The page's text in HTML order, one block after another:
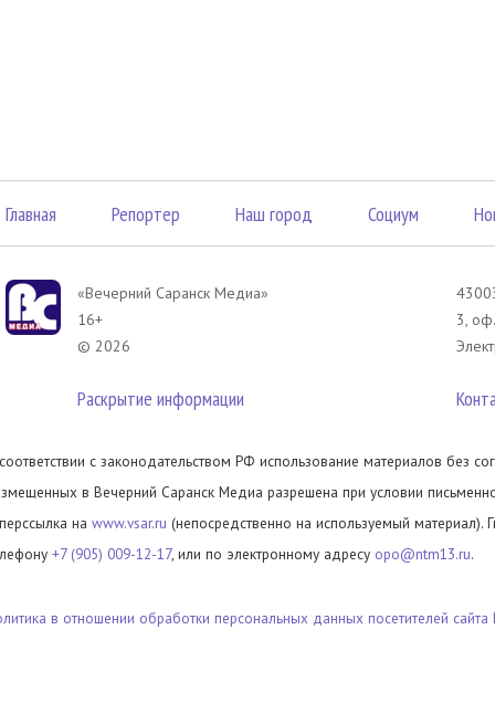
Главная Репортер Наш город Социум
«Вечерний Саранск Mедиа»
16+
© 2026
Раскрытие информации
3,
с законодательством РФ использование материалов без
в Вечерний Саранск Медиа разрешена при условии
на www.vsar.ru (непосредственно на используемый материал).
+7 (905) 009-12-17, или по электронному адресу opo@ntm13.ru.
в отношении обработки персональных данных посетителей